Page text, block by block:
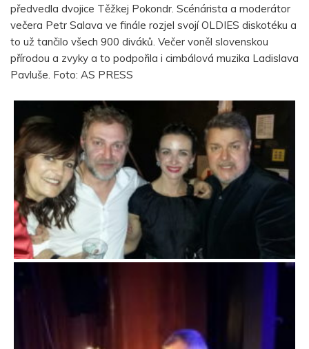
předvedla dvojice Těžkej Pokondr. Scénárista a moderátor
večera Petr Salava ve finále rozjel svojí OLDIES diskotéku a
to už tančilo všech 900 diváků. Večer voněl slovenskou
přírodou a zvyky a to podpořila i cimbálová muzika Ladislava
Pavluše. Foto: AS PRESS